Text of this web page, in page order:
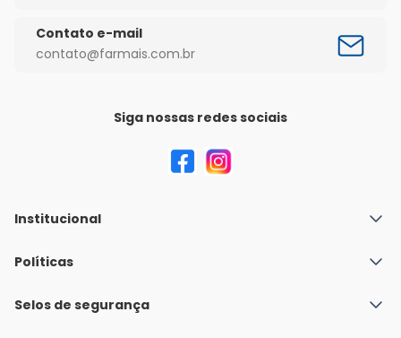
Contato e-mail
contato@farmais.com.br
Siga nossas redes sociais
Institucional
Quem Somos
Nossas lojas
Políticas
Política de Envio
Selos de segurança